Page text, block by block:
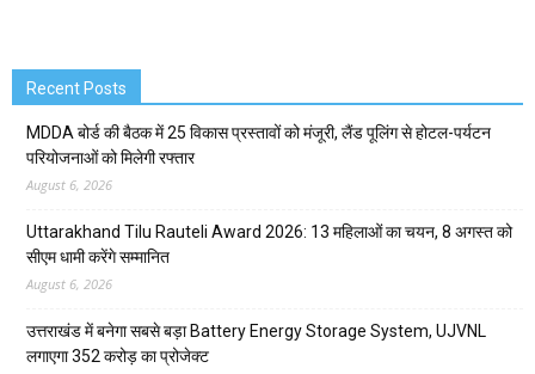
Recent Posts
MDDA बोर्ड की बैठक में 25 विकास प्रस्तावों को मंजूरी, लैंड पूलिंग से होटल-पर्यटन
परियोजनाओं को मिलेगी रफ्तार
August 6, 2026
Uttarakhand Tilu Rauteli Award 2026: 13 महिलाओं का चयन, 8 अगस्त को
सीएम धामी करेंगे सम्मानित
August 6, 2026
उत्तराखंड में बनेगा सबसे बड़ा Battery Energy Storage System, UJVNL
लगाएगा 352 करोड़ का प्रोजेक्ट